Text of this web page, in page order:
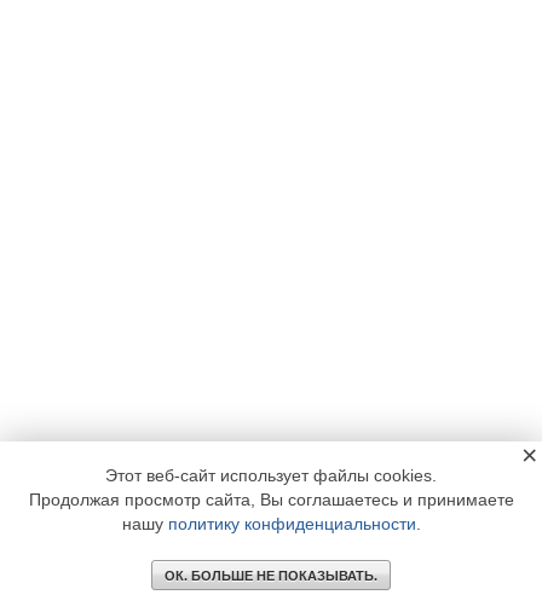
Этот веб-сайт использует файлы cookies.
Продолжая просмотр сайта, Вы соглашаетесь и принимаете
нашу политику конфиденциальности
ОК. БОЛЬШЕ НЕ ПОКАЗЫВАТЬ.
×